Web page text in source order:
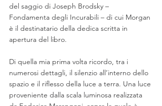
del saggio di Joseph Brodsky –
Fondamenta degli Incurabili – di cui Morgan
è il destinatario della dedica scritta in
apertura del libro.
Di quella mia prima volta ricordo, tra i
numerosi dettagli, il silenzio all’interno dello
spazio e il riflesso della luce a terra. Una luce
proveniente dalla scala luminosa realizzata